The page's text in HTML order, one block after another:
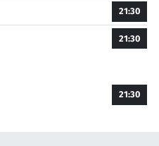
21:30
21:30
21:30